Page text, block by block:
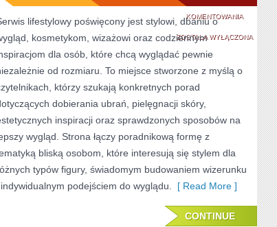
KOMENTOWANIAMODA,
URODA,
STYL
ZOSTAŁA WYŁĄCZONA
lifestylowy poświęcony jest stylowi, dbaniu o
kosmetykom, wizażowi oraz codziennym
dla osób, które chcą wyglądać pewnie
od rozmiaru. To miejsce stworzone z myślą o
którzy szukają konkretnych porad
dobierania ubrań, pielęgnacji skóry,
inspiracji oraz sprawdzonych sposobów na
wygląd. Strona łączy poradnikową formę z
bliską osobom, które interesują się stylem dla
typów figury, świadomym budowaniem wizerunku
podejściem do wyglądu.
[ Read More ]
CONTINUE